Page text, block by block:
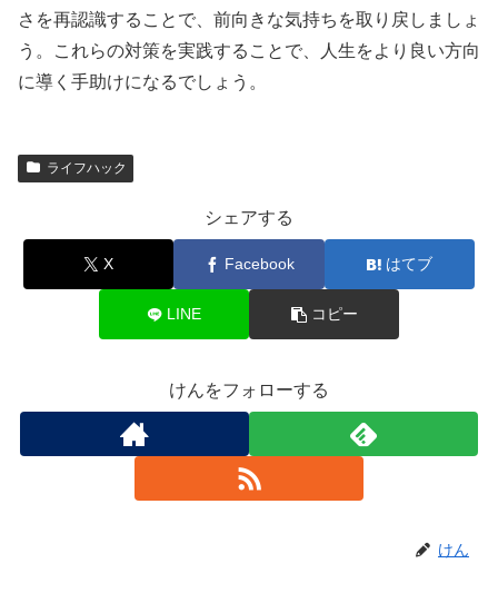
さを再認識することで、前向きな気持ちを取り戻しましょ
う。これらの対策を実践することで、人生をより良い方向
に導く手助けになるでしょう。
ライフハック
シェアする
X Facebook はてブ
LINE コピー
けんをフォローする
けん